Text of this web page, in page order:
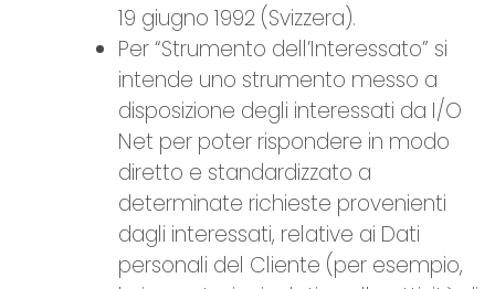
19 giugno 1992 (Svizzera).
Per “Strumento dell’Interessato” si
intende uno strumento messo a
disposizione degli interessati da I/O
Net per poter rispondere in modo
diretto e standardizzato a
determinate richieste provenienti
dagli interessati, relative ai Dati
personali del Cliente (per esempio,